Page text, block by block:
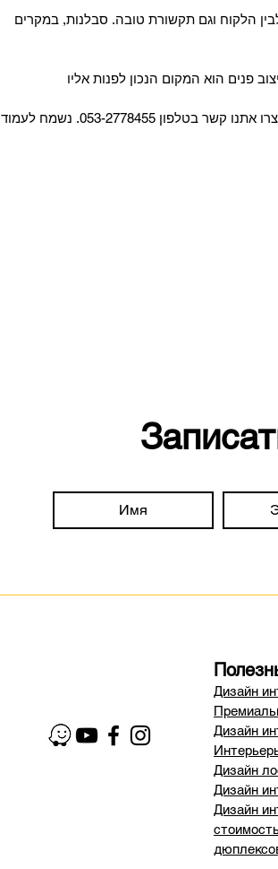
הלקוח וגם תקשורת טובה. סבלנות, במקרים
פנים הוא המקום הנכון לפנות אליו
אצלנו תיהנו מפתרונות נכונים ומשילוב אידיאלי בין פונקציונאליות לסטייל. לפרטים אודות שירותינו, צרו אתנו קשר בטלפון 053-2778455. נשמח לעמוד
Дизайн
Дизайн
Дизайн
Дизайн
Дизайн